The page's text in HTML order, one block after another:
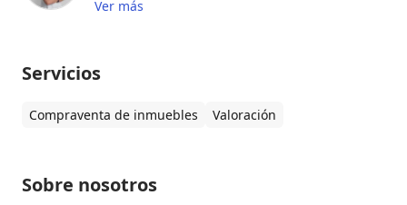
Ver más
Servicios
Compraventa de inmuebles Valoración
Sobre nosotros